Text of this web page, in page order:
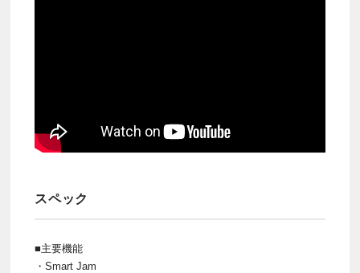
スペック
■主要機能
・Smart Jam